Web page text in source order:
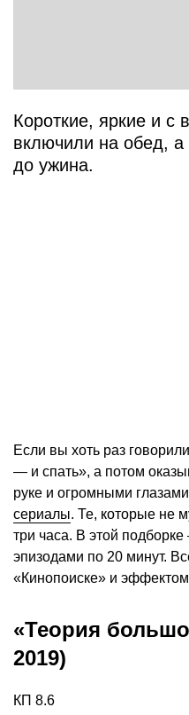
Короткие, яркие и с
включили на обед, а
до ужина.
Если вы хоть раз
— и спать», а потом
руке и огромными
сериалы. Те, которые не
три часа. В этой
эпизодами по 20 минут.
«Кинопоиске» и
«Теория
2019)
КП 8.6